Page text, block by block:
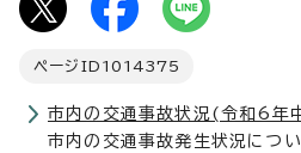
ページID 1014375
市内の交通事故状況(令和6年
市内の交通事故発生状況につい